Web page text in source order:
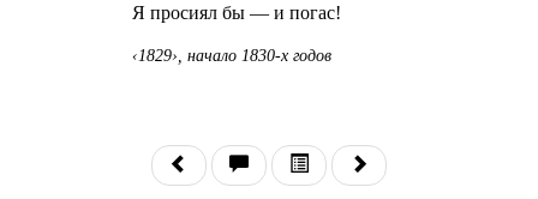
Я просиял бы — и погас!
‹1829›, начало 1830-х годов